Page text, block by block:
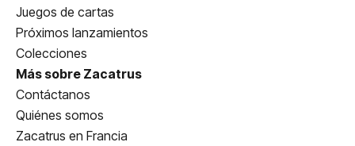
Juegos de cartas
Próximos lanzamientos
Colecciones
Más sobre Zacatrus
Contáctanos
Quiénes somos
Zacatrus en Francia